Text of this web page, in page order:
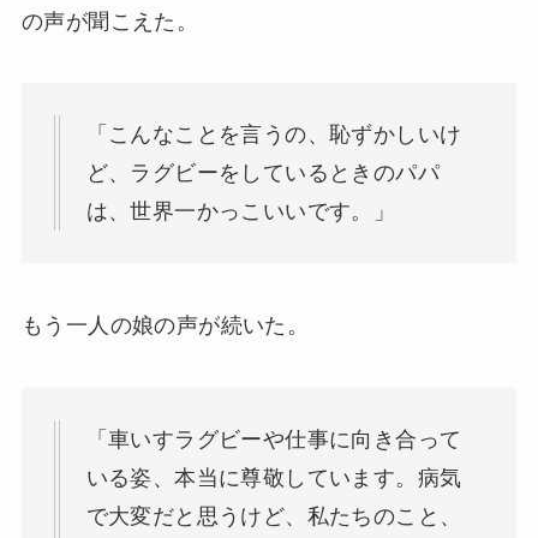
の声が聞こえた。
「こんなことを言うの、恥ずかしいけ
ど、ラグビーをしているときのパパ
は、世界一かっこいいです。」
もう一人の娘の声が続いた。
「車いすラグビーや仕事に向き合って
いる姿、本当に尊敬しています。病気
で大変だと思うけど、私たちのこと、